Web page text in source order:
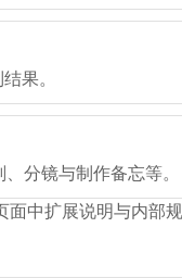
果。
分镜与制作备忘等。
中扩展说明与内